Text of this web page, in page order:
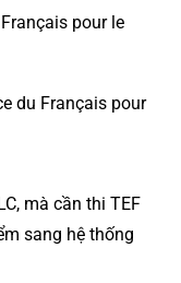
pour le
du Français pour
mà cần thi TEF
sang hệ thống